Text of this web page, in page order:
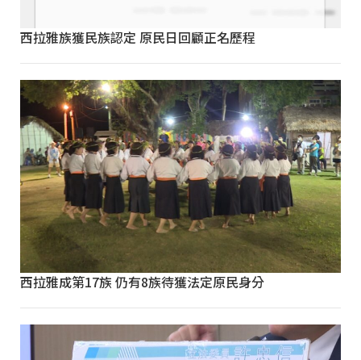
西拉雅族獲民族認定 原民日回顧正名歷程
西拉雅成第17族 仍有8族待獲法定原民身分